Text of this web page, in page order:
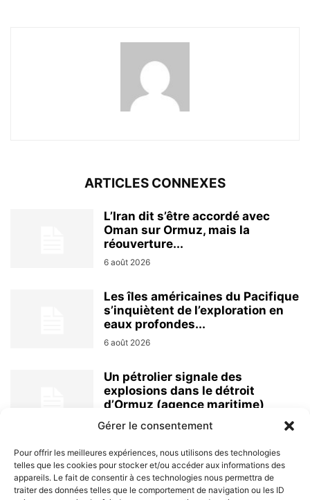
Gérer le consentement
Pour offrir les meilleures expériences, nous utilisons des technologies
telles que les cookies pour stocker et/ou accéder aux informations des
appareils. Le fait de consentir à ces technologies nous permettra de
traiter des données telles que le comportement de navigation ou les ID
ARTICLES CONNEXES
L’Iran dit s’être accordé avec
Oman sur Ormuz, mais la
réouverture...
6 août 2026
Les îles américaines du Pacifique
s’inquiètent de l’exploration en
eaux profondes...
6 août 2026
Un pétrolier signale des
explosions dans le détroit
d’Ormuz (agence maritime)
6 août 2026